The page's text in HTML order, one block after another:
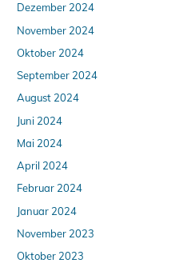
Dezember 2024
November 2024
Oktober 2024
September 2024
August 2024
Juni 2024
Mai 2024
April 2024
Februar 2024
Januar 2024
November 2023
Oktober 2023